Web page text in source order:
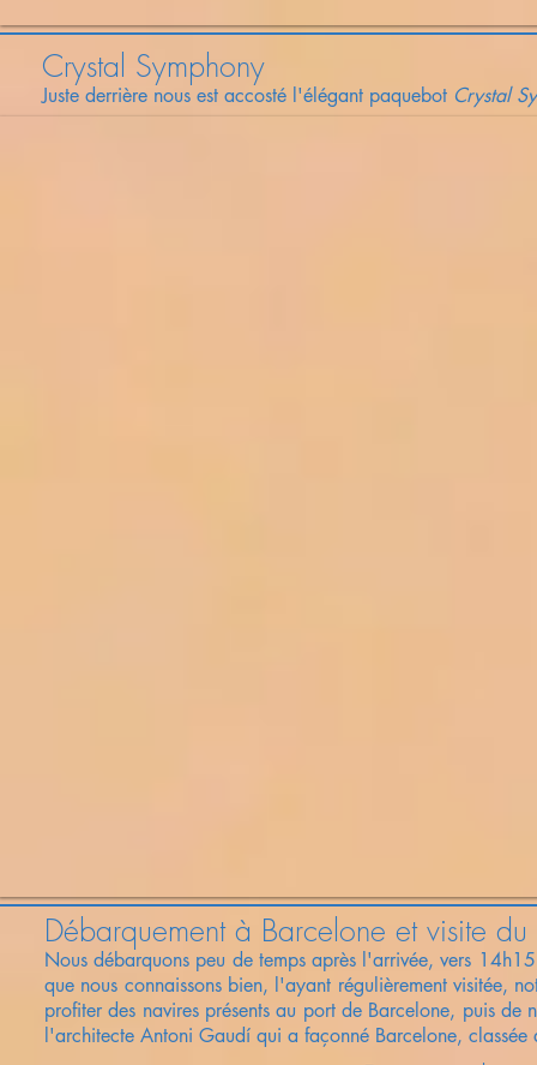
Crystal Symphony
Juste derrière nous est accosté l'élégant paquebot Crystal
Débarquement à Barcelone et visite
Nous débarquons peu de temps après l'arrivée, vers
que nous connaissons bien, l'ayant régulièrement visitée,
profiter des navires présents au port de Barcelone, puis
l'architecte Antoni Gaudí qui a façonné Barcelone,